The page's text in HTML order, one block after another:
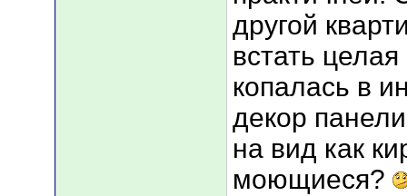
другой
встать
копалась в
декор
на вид как
моющиеся?